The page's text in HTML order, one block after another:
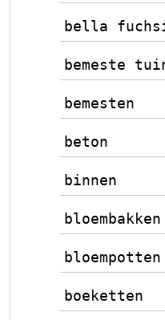
bella
bemeste
bemesten
beton
binnen
bloembakken
bloempotten
boeketten